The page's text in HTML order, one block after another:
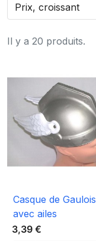
Il y a 20 produits.
Prix, croissant
Casque de Gaulois
avec ailes
3,39 €